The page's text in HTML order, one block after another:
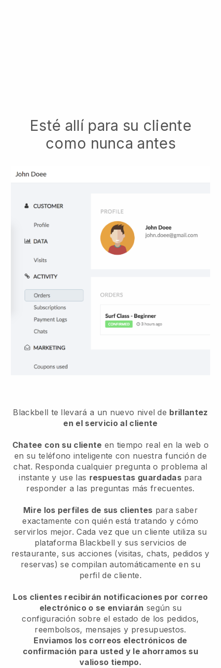
Esté allí para su cliente
como nunca antes
Blackbell te llevará a un nuevo nivel de brillantez
en el servicio al cliente
Chatee con su cliente en tiempo real en la web o
en su teléfono inteligente con nuestra función de
chat. Responda cualquier pregunta o problema al
instante y use las respuestas guardadaspara
responder a las preguntas más frecuentes.
Mire los perfiles de sus clientes para saber
exactamente con quién está tratando y cómo
servirlos mejor. Cada vez que un cliente utiliza su
plataforma Blackbell y sus servicios de
restaurante, sus acciones (visitas, chats, pedidos y
reservas) se compilan automáticamente en su
perfil de cliente.
Los clientes recibirán notificaciones por correo
electrónico o se enviarán según su
configuración sobre el estado de los pedidos,
reembolsos, mensajes y presupuestos.
Enviamos los correos electrónicos de
confirmación para usted y le ahorramos su
valioso tiempo.